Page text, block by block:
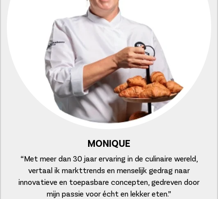
MONIQUE
“Met meer dan 30 jaar ervaring in de culinaire wereld,
vertaal ik markttrends en menselijk gedrag naar
innovatieve en toepasbare concepten, gedreven door
mijn passie voor écht en lekker eten.”